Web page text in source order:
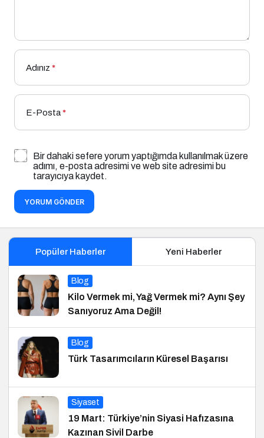
Adınız *
E-Posta*
Bir dahaki sefere yorum yaptığımda kullanılmak üzere
adımı, e-posta adresimi ve web site adresimi bu
tarayıcıya kaydet.
YORUM GÖNDER
Popüler Haberler Yeni Haberler
Blog
Kilo Vermek mi, Yağ Vermek mi? Aynı Şey
Sanıyoruz Ama Değil!
Blog
Türk Tasarımcıların Küresel Başarısı
Siyaset
19 Mart: Türkiye’nin Siyasi Hafızasına
Kazınan Sivil Darbe